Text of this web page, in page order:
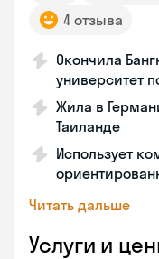
4 отзыва
Окончила
университет
Жила в
Таиланде
Использует
Читать дальше
Услуги и